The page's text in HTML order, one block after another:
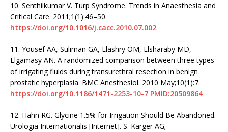
10. Senthilkumar V. Turp Syndrome. Trends in Anaesthesia and
Critical Care. 2011;1(1):46–50.
https://doi.org/10.1016/j.cacc.2010.07.002.
11. Yousef AA, Suliman GA, Elashry OM, Elsharaby MD,
Elgamasy AN. A randomized comparison between three types
of irrigating fluids during transurethral resection in benign
prostatic hyperplasia. BMC Anesthesiol. 2010 May;10(1):7.
https://doi.org/10.1186/1471-2253-10-7 PMID:20509864
12. Hahn RG. Glycine 1.5% for Irrigation Should Be Abandoned.
Urologia Internationalis [Internet]. S. Karger AG;